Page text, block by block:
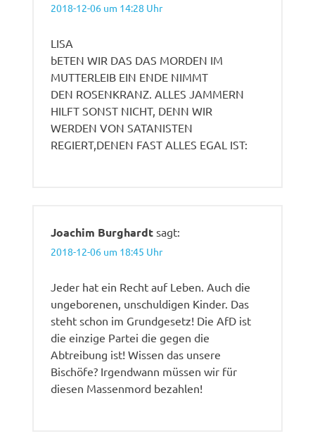
2018-12-06 um 14:28 Uhr
LISA
bETEN WIR DAS DAS MORDEN IM
MUTTERLEIB EIN ENDE NIMMT
DEN ROSENKRANZ. ALLES JAMMERN
HILFT SONST NICHT, DENN WIR
WERDEN VON SATANISTEN
REGIERT,DENEN FAST ALLES EGAL IST:
Joachim Burghardt sagt:
2018-12-06 um 18:45 Uhr
Jeder hat ein Recht auf Leben. Auch die
ungeborenen, unschuldigen Kinder. Das
steht schon im Grundgesetz! Die AfD ist
die einzige Partei die gegen die
Abtreibung ist! Wissen das unsere
Bischöfe? Irgendwann müssen wir für
diesen Massenmord bezahlen!